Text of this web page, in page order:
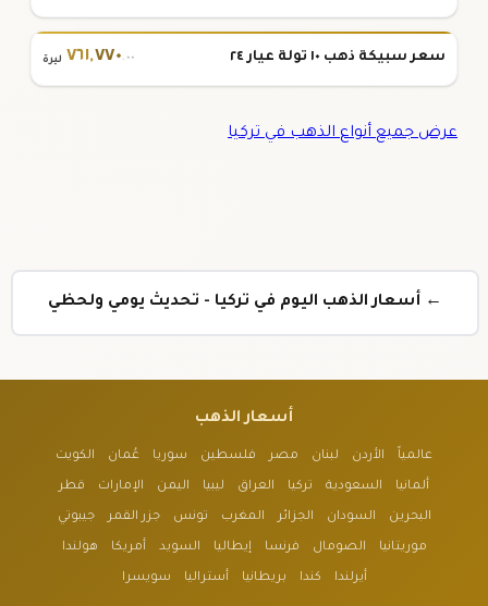
سعر سبيكة ذهب ١٠ تولة عيار ٢٤ ٧٦١,٧٧٠.٠٠ ليرة
عرض جميع أنواع الذهب في تركيا
← أسعار الذهب اليوم في تركيا - تحديث يومي ولحظي
أسعار الذهب
عالمياً الأردن لبنان مصر فلسطين سوريا عُمان الكويت
ألمانيا السعودية تركيا العراق ليبيا اليمن الإمارات قطر
البحرين السودان الجزائر المغرب تونس جزر القمر جيبوتي
موريتانيا الصومال فرنسا إيطاليا السويد أمريكا هولندا
أيرلندا كندا بريطانيا أستراليا سويسرا